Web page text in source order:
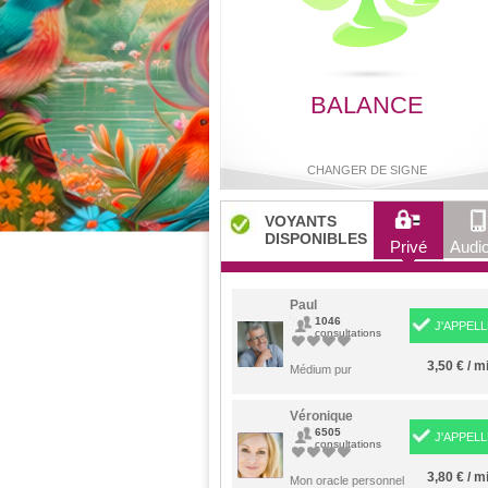
BALANCE
CHANGER DE SIGNE
Bélier Taureau Gémeaux Cancer
Lion Vierge Scorpion
Sagittaire
VOYANTS
DISPONIBLES
Privé
Paul
1046
consultations
Médium pur
3,50 € /
Véronique
6505
consultations
Mon oracle personnel
3,80 € /